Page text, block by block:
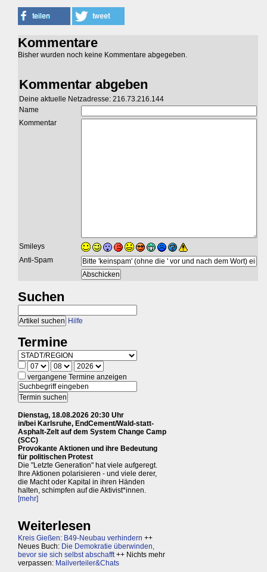
Kommentare
Bisher wurden noch keine Kommentare abgegeben.
Kommentar abgeben
Deine aktuelle Netzadresse: 216.73.216.144
Name
Kommentar
Smileys
Anti-Spam
Suchen
Hilfe
Termine
vergangene Termine anzeigen
Dienstag, 18.08.2026 20:30 Uhr
in/bei Karlsruhe, EndCement/Wald-statt-
Asphalt-Zelt auf dem System Change Camp
(SCC)
Provokante Aktionen und ihre Bedeutung
für politischen Protest
Die "Letzte Generation" hat viele aufgeregt.
Ihre Aktionen polarisieren - und viele derer,
die Macht oder Kapital in ihren Händen
halten, schimpfen auf die Aktivist*innen.
[mehr]
Weiterlesen
Kreis Gießen: B49-Neubau verhindern ++
Neues Buch: Die Demokratie überwinden,
bevor sie sich selbst abschafft++ Nichts mehr
verpassen: Mailverteiler&Chats